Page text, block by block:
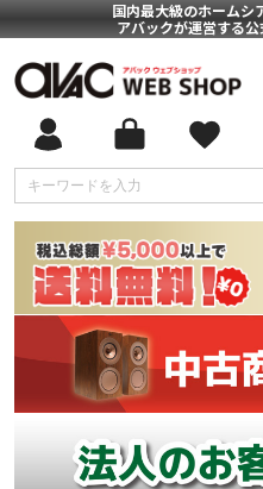
国内最大級のホームシ
アバックが運営する